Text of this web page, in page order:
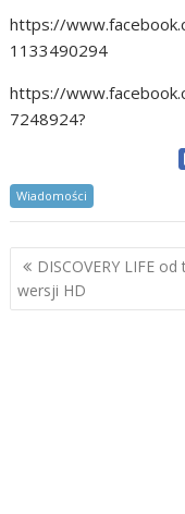
https://
1133490294
https://
7248924?
Wiadomości
Nawigacja
wpisu
DISCOVERY LIFE
wersji HD